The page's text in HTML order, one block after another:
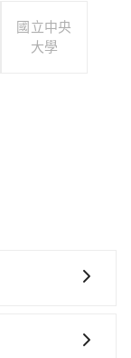
國立中央
大學
89班次高鐵可